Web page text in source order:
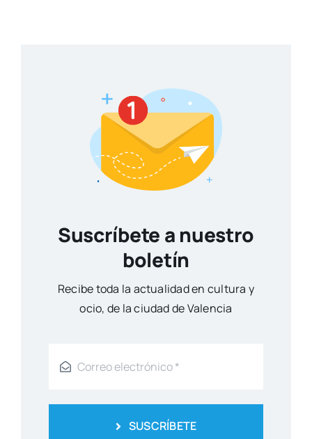
Suscríbete a nuestro
boletín
Reci­be toda la actua­li­dad en cul­tu­ra y
ocio, de la ciu­dad de Valen­cia
SUSCRÍBETE